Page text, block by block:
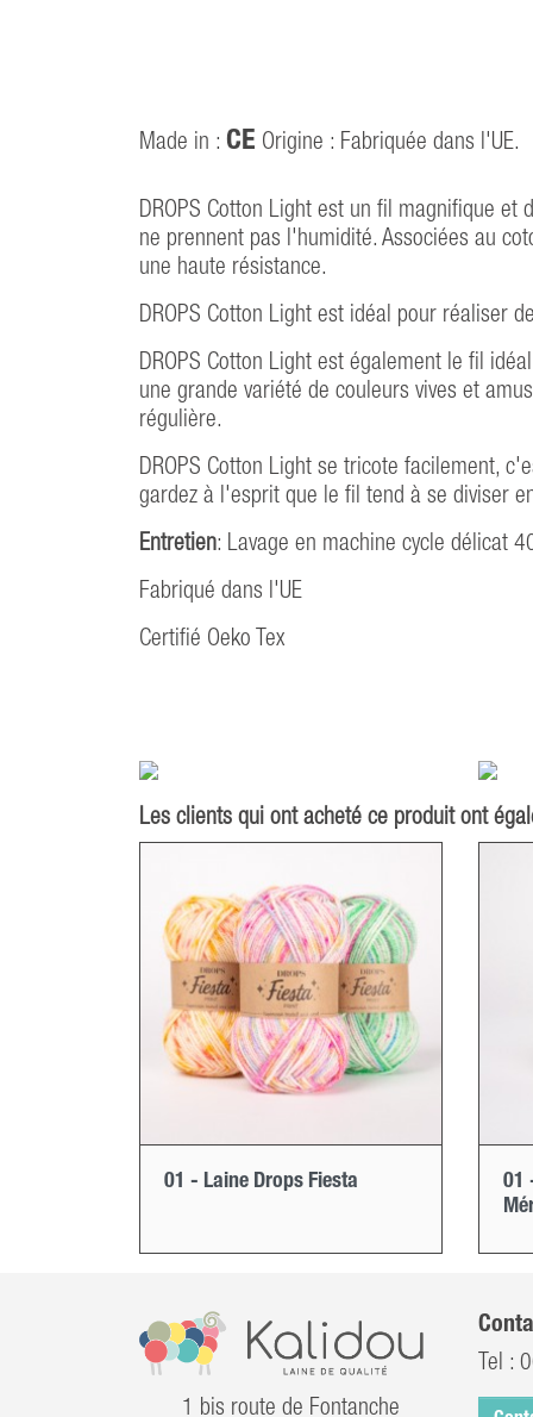
Made in : CE Origine : Fabriquée dans l'UE.
DROPS Cotton Light est un fil magnifique
ne prennent pas l'humidité. Associées au
une haute résistance.
DROPS Cotton Light est idéal pour réaliser
DROPS Cotton Light est également le fil
une grande variété de couleurs vives et
régulière.
DROPS Cotton Light se tricote facilement,
gardez à l'esprit que le fil tend à se diviser
Entretien: Lavage en machine cycle délicat
Fabriqué dans l'UE
Certifié Oeko Tex
Les clients qui ont acheté ce produit ont
01 - Laine Drops Fiesta
01
1 bis route de Fontanche
Tel :